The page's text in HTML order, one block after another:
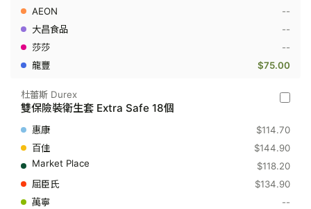
套
12
個
--
--
--
$75.00
杜
斯
Durex
-
保
險
裝
衛
杜蕾斯 Durex
雙保險裝衛生套 Extra Safe 18個
$114.70
$144.90
$118.20
$134.90
--